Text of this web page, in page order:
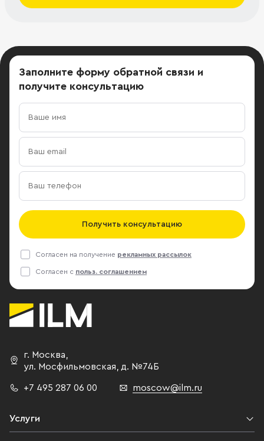
Заполните форму обратной связи и
получите консультацию
Получить консультацию
Согласен на получение рекламных рассылок
Согласен с польз. соглашением
г. Москва,
ул. Мосфильмовская, д. №74Б
+7 495 287 06 00 moscow@ilm.ru
Услуги